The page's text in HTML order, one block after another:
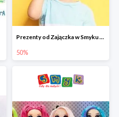
Prezenty od Zajączka w Smyku do -50%
50%